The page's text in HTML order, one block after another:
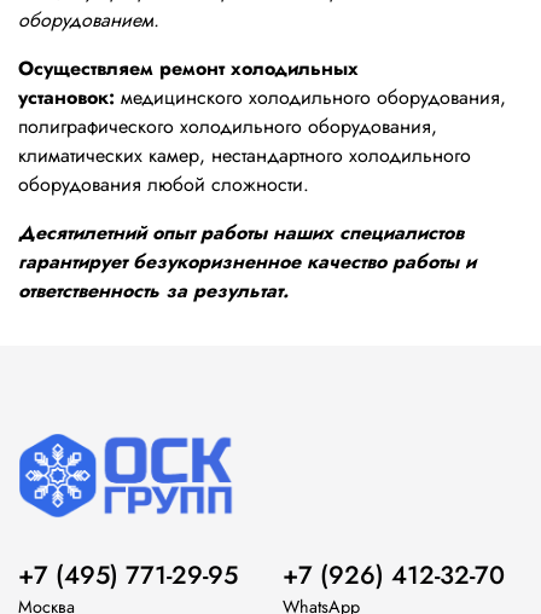
оборудованием.
Осуществляем ремонт холодильных
установок: медицинского холодильного оборудования,
полиграфического холодильного оборудования,
климатических камер, нестандартного холодильного
оборудования любой сложности.
Десятилетний опыт работы наших специалистов
гарантирует безукоризненное качество работы и
ответственность за результат.
+7 (495) 771-29-95
Москва
+7 (926) 412-32-70
WhatsApp